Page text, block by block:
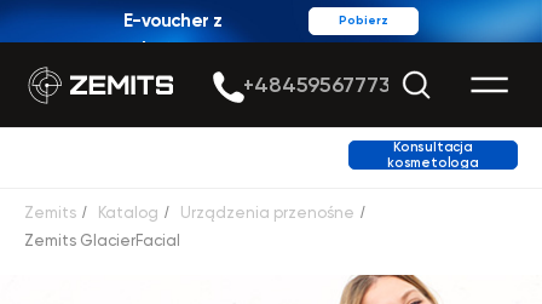
Pobierz
E-voucher z
rabatem
Konsultacja
kosmetologa
Zemits / Katalog / Urządzenia przenośne /
Zemits GlacierFacial